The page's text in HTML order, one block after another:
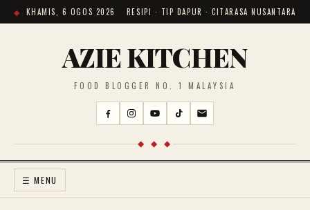
KHAMIS, 6 OGOS 2026 RESIPI · TIP DAPUR · CITARASA NUSANTARA
AZIE KITCHEN
FOOD BLOGGER NO. 1 MALAYSIA
◆ ◆ ◆
☰ MENU